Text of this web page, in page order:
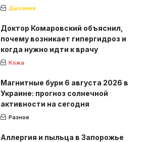
Дыхание
Доктор Комаровский объяснил,
почему возникает гипергидроз и
когда нужно идти к врачу
Кожа
Магнитные бури 6 августа 2026 в
Украине: прогноз солнечной
активности на сегодня
Разное
Аллергия и пыльца в Запорожье